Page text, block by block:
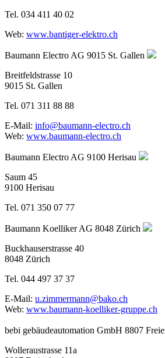
Tel. 034 411 40 02
Web: www.bantiger-elektro.ch
Baumann Electro AG 9015 St. Gallen
Breitfeldstrasse 10
9015 St. Gallen
Tel. 071 311 88 88
E-Mail: info@baumann-electro.ch
Web: www.baumann-electro.ch
Baumann Electro AG 9100 Herisau
Saum 45
9100 Herisau
Tel. 071 350 07 77
Baumann Koelliker AG 8048 Zürich
Buckhauserstrasse 40
8048 Zürich
Tel. 044 497 37 37
E-Mail: u.zimmermann@bako.ch
Web: www.baumann-koelliker-gruppe.ch
bebi gebäudeautomation GmbH 8807
Wolleraustrasse 11a